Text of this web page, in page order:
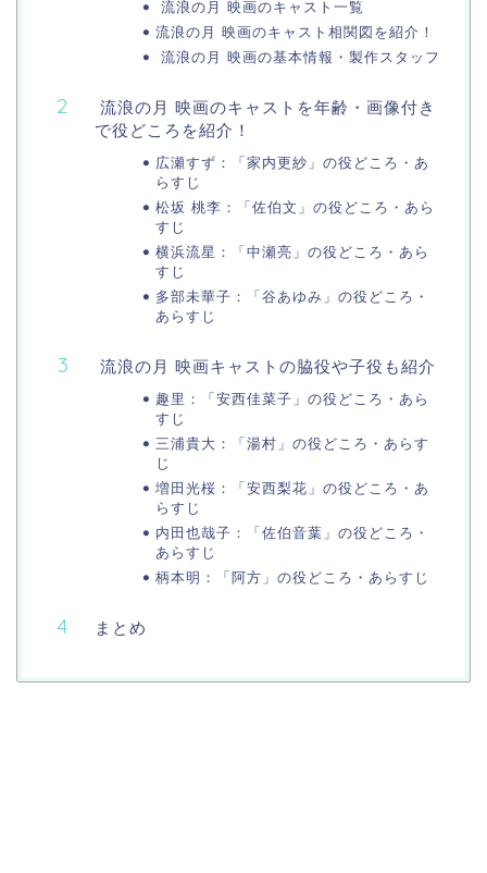
流浪の月 映画のキャスト一覧
流浪の月 映画のキャスト相関図を紹介！
流浪の月 映画の基本情報・製作スタッフ
流浪の月 映画のキャストを年齢・画像付き
で役どころを紹介！
広瀬すず：「家内更紗」の役どころ・あ
らすじ
松坂 桃李：「佐伯文」の役どころ・あら
すじ
横浜流星：「中瀬亮」の役どころ・あら
すじ
多部未華子：「谷あゆみ」の役どころ・
あらすじ
流浪の月 映画キャストの脇役や子役も紹介
趣里：「安西佳菜子」の役どころ・あら
すじ
三浦貴大：「湯村」の役どころ・あらす
じ
増田光桜：「安西梨花」の役どころ・あ
らすじ
内田也哉子：「佐伯音葉」の役どころ・
あらすじ
柄本明：「阿方」の役どころ・あらすじ
まとめ